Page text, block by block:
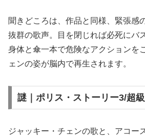
聞きどころは、作品と同様、緊張感
抜群の歌声。目を閉じれば必死にバ
身体と傘一本で危険なアクションを
ェンの姿が脳内で再生されます。
謎｜ポリス・ストーリー3/超級
ジャッキー・チェンの歌と、アコー